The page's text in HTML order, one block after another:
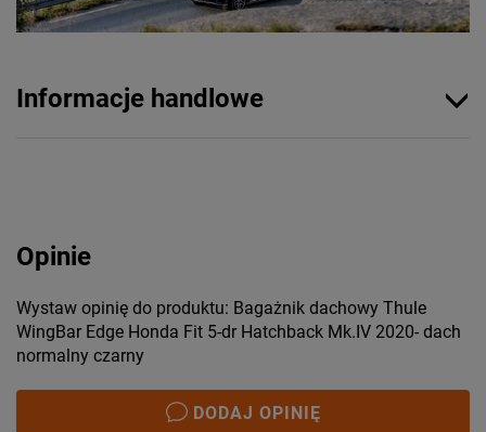
Informacje handlowe
Opinie
Wystaw opinię do produktu: Bagażnik dachowy Thule
WingBar Edge Honda Fit 5-dr Hatchback Mk.IV 2020- dach
normalny czarny
DODAJ OPINIĘ